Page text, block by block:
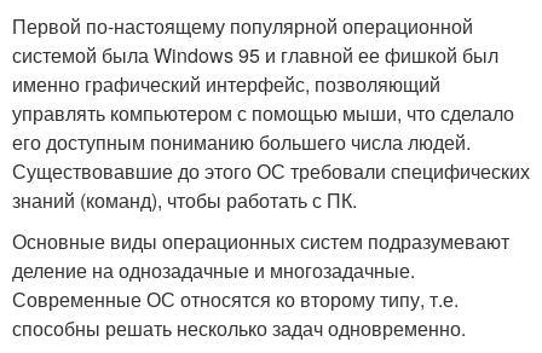
Первой по-настоящему популярной операционной
системой была Windows 95 и главной ее фишкой был
именно графический интерфейс, позволяющий
управлять компьютером с помощью мыши, что сделало
его доступным пониманию большего числа людей.
Существовавшие до этого ОС требовали специфических
знаний (команд), чтобы работать с ПК.
Основные виды операционных систем подразумевают
деление на однозадачные и многозадачные.
Современные ОС относятся ко второму типу, т.е.
способны решать несколько задач одновременно.